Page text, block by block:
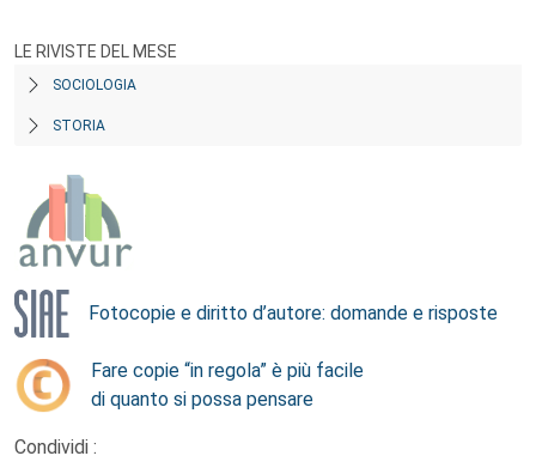
LE RIVISTE DEL MESE
SOCIOLOGIA
STORIA
Fotocopie e diritto d’autore: domande e risposte
Fare copie “in regola” è più facile
di quanto si possa pensare
Condividi :